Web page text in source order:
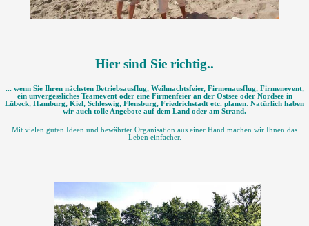
Hier sind Sie richtig..
... wenn Sie Ihren nächsten Betriebsausflug, Weihnachtsfeier, Firmenausflug, Firmenevent,
ein unvergessliches Teamevent oder eine Firmenfeier an der Ostsee oder Nordsee in
Lübeck, Hamburg, Kiel, Schleswig, Flensburg, Friedrichstadt etc. planen. Natürlich haben
wir auch tolle Angebote auf dem Land oder am Strand.
Mit vielen guten Ideen und bewährter Organisation aus einer Hand machen wir Ihnen das
Leben einfacher.